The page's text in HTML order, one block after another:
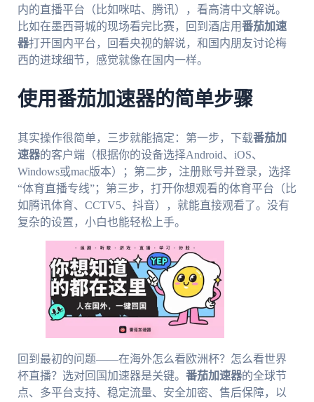
内的直播平台（比如咪咕、腾讯），看高清中文解说。
比如在墨西哥城的现场看完比赛，回到酒店用番茄加速
器打开国内平台，回看央视的解说，和国内朋友讨论梅
西的进球细节，感觉就像在国内一样。
使用番茄加速器的简单步骤
其实操作很简单，三步就能搞定：第一步，下载番茄加
速器的客户端（根据你的设备选择Android、iOS、
Windows或mac版本）；第二步，注册账号并登录，选择
“体育直播专线”；第三步，打开你想观看的体育平台（比
如腾讯体育、CCTV5、抖音），就能直接观看了。没有
复杂的设置，小白也能轻松上手。
回到最初的问题——在海外怎么看欧洲杯？怎么看世界
杯直播？选对回国加速器是关键。 番茄加速器的全球节
点、多平台支持、稳定流量、安全加密、售后保障，以